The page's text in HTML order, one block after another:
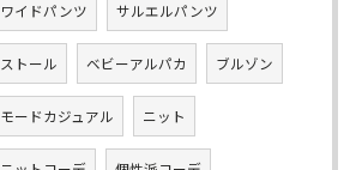
ワイドパンツ サルエルパンツ
ストール ベビーアルパカ ブルゾン
モードカジュアル ニット